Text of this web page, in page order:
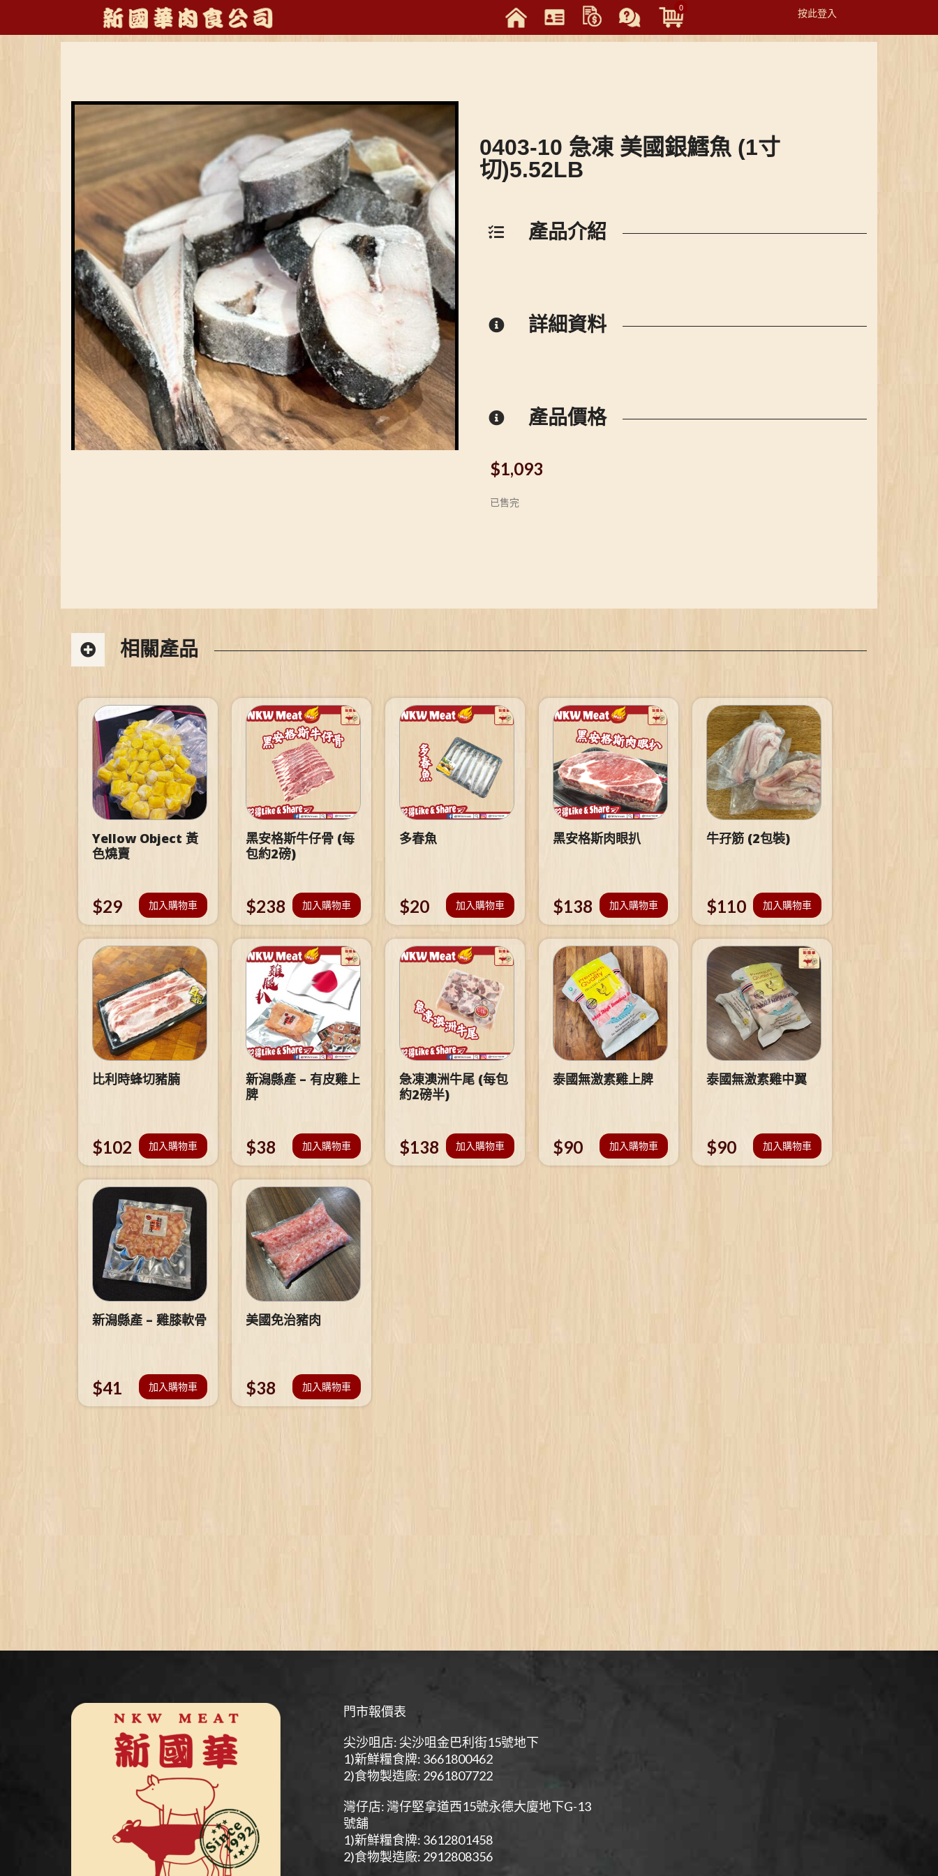
0 按此登入
Toggle
0403-10 急凍 美國銀鱈魚 (1寸
切)5.52LB
產品介紹
詳細資料
產品價格
$1,093
已售完
相關產品
Yellow Object 黃
色燒賣
$29 加入購物車
黑安格斯牛仔骨 (每
包約2磅)
$238 加入購物車
多春魚
$20 加入購物車
黑安格斯肉眼扒
$138 加入購物車
牛孖筋 (2包裝)
$110 加入購物車
比利時蜂切豬腩
$102 加入購物車
新潟縣產 – 有皮雞上
脾
$38 加入購物車
急凍澳洲牛尾 (每包
約2磅半)
$138 加入購物車
泰國無激素雞上脾
$90 加入購物車
泰國無激素雞中翼
$90 加入購物車
新潟縣產 – 雞膝軟骨
$41 加入購物車
美國免治豬肉
$38 加入購物車
門市報價表
尖沙咀店: 尖沙咀金巴利街15號地下
1)新鮮糧食牌: 3661800462
2)食物製造廠: 2961807722
灣仔店: 灣仔堅拿道西15號永德大廈地下G-13
號舖
1)新鮮糧食牌: 3612801458
2)食物製造廠: 2912808356